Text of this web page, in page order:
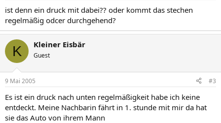
ist denn ein druck mit dabei?? oder kommt das stechen
regelmäßig odcer durchgehend?
K Kleiner Eisbär
Guest
9 Mai 2005 #3
Es ist ein druck nach unten regelmäßigkeit habe ich keine
entdeckt. Meine Nachbarin fährt in 1. stunde mit mir da hat
sie das Auto von ihrem Mann